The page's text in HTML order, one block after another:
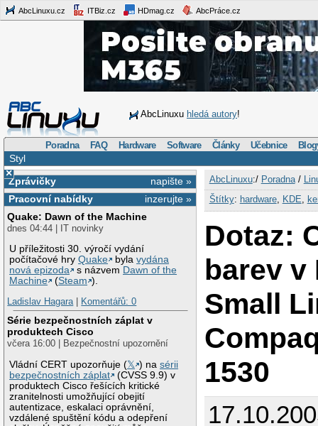
AbcLinuxu.cz ITBiz.cz HDmag.cz AbcPráce.cz
AbcLinuxu hledá autory!
Poradna FAQ Hardware Software Články Učebnice
Styl
×
napište »
Zprávičky
inzerujte »
Pracovní nabídky
Quake: Dawn of the Machine
dnes 04:44 | IT novinky
U příležitosti 30. výročí vydání
počítačové hryQuake bylavydána
nová epizoda
s názvem Dawn of the
Machine
(Steam ).
Ladislav Hagara| Komentářů: 0
Série bezpečnostních záplat v
produktech Cisco
včera 16:00 | Bezpečnostní upozornění
Vládní CERT upozorňuje (𝕏 ) nasérii
bezpečnostních záplat
(CVSS 9.9) v
produktech Cisco řešících kritické
zranitelnosti umožňující obejití
autentizace, eskalaci oprávnění,
vzdálené spuštění kódu a odepření
AbcLinuxu:/ Poradna/
Štítky: hardware, KDE
Dotaz:
barev v
Small
1530